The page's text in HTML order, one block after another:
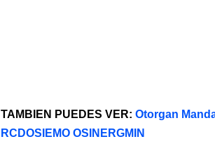
TAMBIEN PUEDES VER: Otorgan
RCDOSIEMO OSINERGMIN